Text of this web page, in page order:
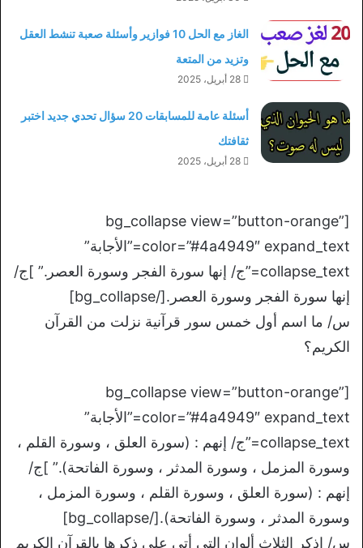
الغاز مع الحل 10 فوازير وأسئلة صعبة تنشط العقل
وتزيد من المتعة
28 أبريل، 2025
أسئلة عامة للمسابقات 20 سؤال تحدي جديد اختبر
ثقافتك
28 أبريل، 2025
[bg_collapse view=”button-orange”
color=”#4a4949″ expand_text=”الأجابة”
collapse_text=”ج/ إنها سورة الفجر وسورة العصر.” ]ج/
إنها سورة الفجر وسورة العصر.[/bg_collapse]
س/ ما اسم أول خمس سور قرآنية نزلت من القرآن
الكريم؟
[bg_collapse view=”button-orange”
color=”#4a4949″ expand_text=”الأجابة”
collapse_text=”ج/ إنهم : (سورة العلق ، وسورة القلم ،
وسورة المزمل ، وسورة المدثر ، وسورة الفاتحة).” ]ج/
إنهم : (سورة العلق ، وسورة القلم ، وسورة المزمل ،
وسورة المدثر ، وسورة الفاتحة).[/bg_collapse]
س/ اذكر الثلاث ألوان التي أتى على ذكرها بالقرآن الكريم